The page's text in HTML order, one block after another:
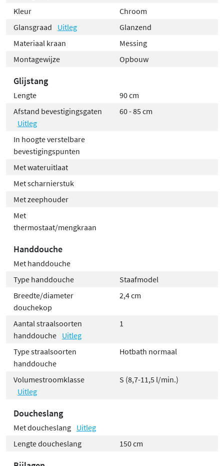
Met meer dan 20 verschillende kleuren en afwerkingen,
waaronderchroom, mat zwart, geborsteld messing,
roze goud, verouderd ijzer en gepolijst zwart PVD
je altijd een variant die perfect aansluit bij jouw
krasbestendig en blijven jarenlang mooi, zelfs bij
intensief gebruik.
Kleur
Chroom
Glansgraad
Uitleg
Glanzend
Materiaal kraan
Messing
Montagewijze
Opbouw
Glijstang
Lengte
90 cm
Afstand bevestigingsgaten
Uitleg
60 - 85 cm
In hoogte verstelbare
bevestigingspunten
Met wateruitlaat
Met scharnierstuk
Met zeephouder
Met
thermostaat/mengkraan
Handdouche
Met handdouche
Type handdouche
Staafmodel
Breedte/diameter
douchekop
2,4 cm
Aantal straalsoorten
handdouche Uitleg
1
Type straalsoorten
handdouche
Hotbath normaal
Volumestroomklasse
Uitleg
S (8,7-11,5 l/min.)
Doucheslang
Met doucheslang Uitleg
Lengte doucheslang
150 cm